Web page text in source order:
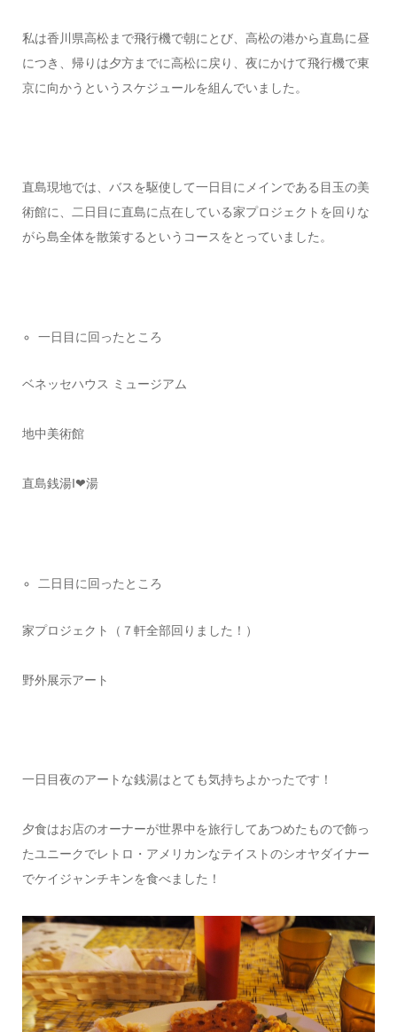
私は香川県高松まで飛行機で朝にとび、高松の港から直島に昼
につき、帰りは夕方までに高松に戻り、夜にかけて飛行機で東
京に向かうというスケジュールを組んでいました。
直島現地では、バスを駆使して一日目にメインである目玉の美
術館に、二日目に直島に点在している家プロジェクトを回りな
がら島全体を散策するというコースをとっていました。
一日目に回ったところ
ベネッセハウス ミュージアム
地中美術館
直島銭湯I❤湯
二日目に回ったところ
家プロジェクト（７軒全部回りました！）
野外展示アート
一日目夜のアートな銭湯はとても気持ちよかったです！
夕食はお店のオーナーが世界中を旅行してあつめたもので飾っ
たユニークでレトロ・アメリカンなテイストのシオヤダイナー
でケイジャンチキンを食べました！